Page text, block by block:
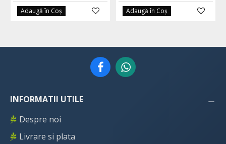
Adaugă în Coş Adaugă în Coş
INFORMATII UTILE
Despre noi
Livrare si plata